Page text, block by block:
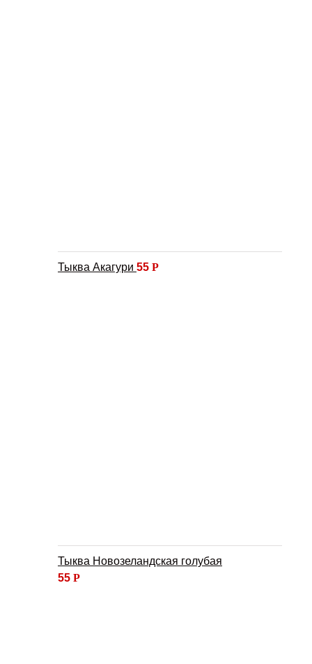
Тыква Акагури 55 Р
Тыква Новозеландская голубая
55 Р